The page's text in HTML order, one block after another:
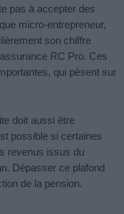
pas à accepter des
micro-entrepreneur,
son chiffre
RC Pro. Ces
qui pèsent sur
doit aussi être
possible si certaines
revenus issus du
Dépasser ce plafond
de la pension.